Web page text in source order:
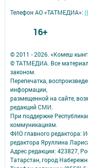
© 2011 - 2026. «Комеш
© ТАТМЕДИА. Все
законом.
Перепечатка,
информации,
размещенной на сайте,
редакций СМИ.
При поддержке
коммуникациям.
ФИО главного редактора:
редактора Яруллина
Адрес редакции: 423827,
Татарстан, город
Телефон АО «ТАТМЕДИА»:
16+